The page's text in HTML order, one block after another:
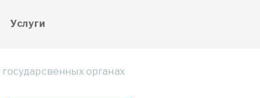
Услуги
государсвенных органах